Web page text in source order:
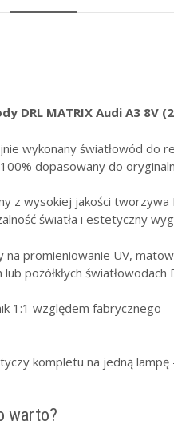
DRL MATRIX Audi A3 8V
wykonany światłowód do
dopasowany do
z wysokiej jakości tworzywa
światła i estetyczny
na promieniowanie UV,
pożółkłych światłowodach
1:1 względem fabrycznego
kompletu na jedną
warto?